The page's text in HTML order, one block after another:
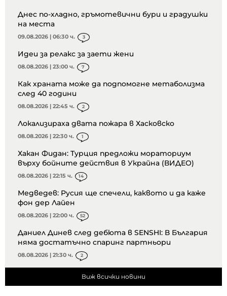
Днес по-хладно, гръмотевични бури и градушки
на места
09.08.2026 | 06:30 ч. 3
Идеи за релакс за заети жени
08.08.2026 | 23:00 ч. 7
Как храната може да подпомогне метаболизма
след 40 години
08.08.2026 | 22:45 ч. 2
Локализираха двата пожара в Хасковско
08.08.2026 | 22:30 ч. 1
Хакан Фидан: Турция предложи мораториум
върху бойните действия в Украйна (ВИДЕО)
08.08.2026 | 22:15 ч. 14
Медведев: Русия ще спечели, каквото и да каже
фон дер Лайен
08.08.2026 | 22:00 ч. 52
Даниел Динев след дебюта в SENSHI: В България
няма достатъчно спаринг партньори
08.08.2026 | 21:30 ч. 2
Виж всички новини